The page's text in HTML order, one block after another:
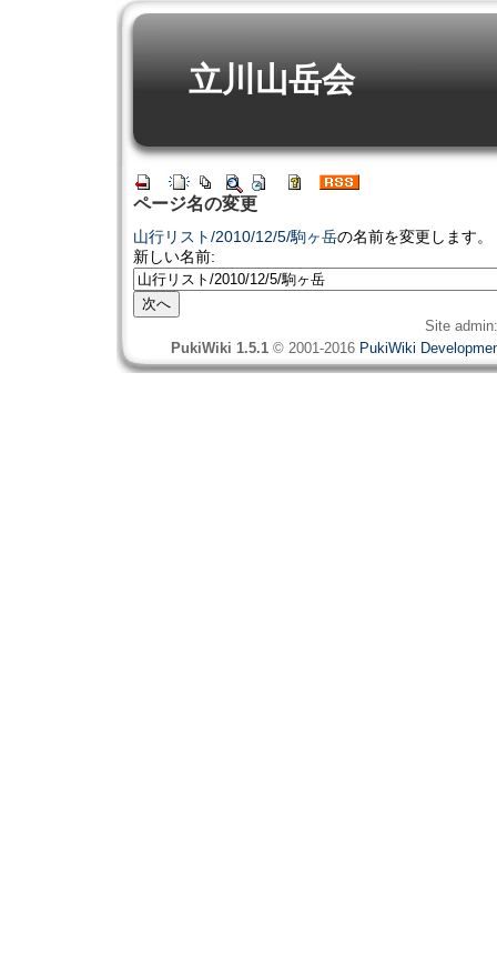
立川山岳会
ページ名の変更
山行リスト/2010/12/5/駒ヶ岳の名前を変更します。
新しい名前:
Site
PukiWiki 1.5.1 © 2001-2016 PukiWiki